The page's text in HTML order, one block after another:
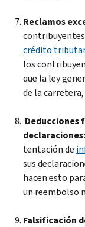
Reclamos
crédito
los
que la ley
de la
Deducciones
declaraciones:
tentación de
sus
hacen esto
un reembolso
Falsificación